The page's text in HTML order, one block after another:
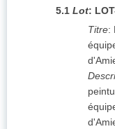
5.1 Lot:
Titre: